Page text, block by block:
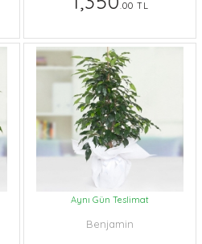
.00 TL
Aynı Gün Teslimat
Benjamin